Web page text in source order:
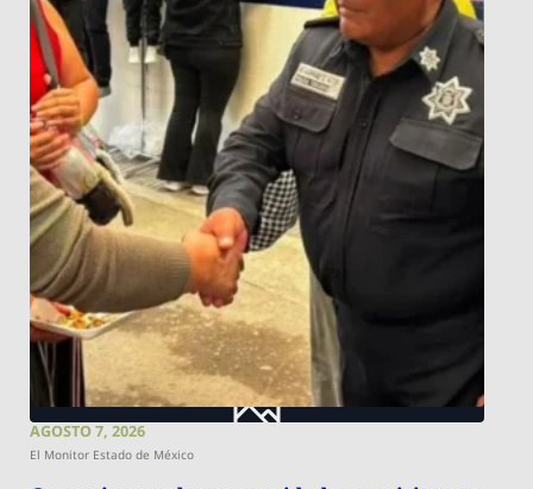
AGOSTO 7, 2026
El Monitor Estado de México